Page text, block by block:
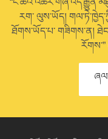
རག་ ལུས་ཡོད།
ཐོགས་ཡོད་པ་ གཟིགས་ན།
རོགས་”